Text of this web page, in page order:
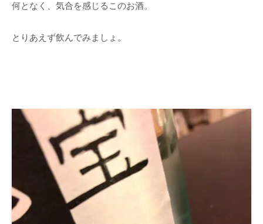
何となく、気合を感じるこのお酒。
とりあえず飲んでみましょ。